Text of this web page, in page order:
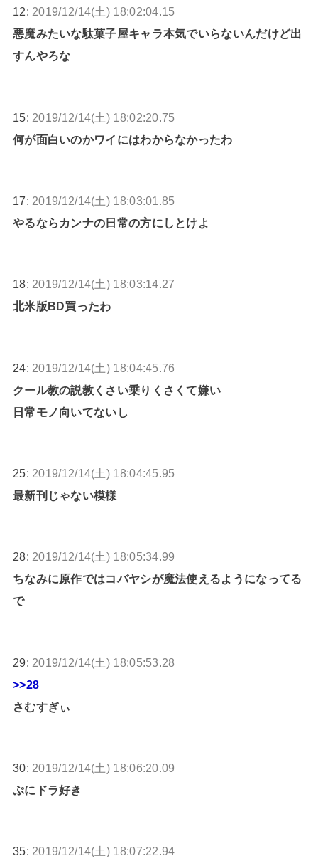
12: 2019/12/14(土) 18:02:04.15
悪魔みたいな駄菓子屋キャラ本気でいらないんだけど出
すんやろな
15: 2019/12/14(土) 18:02:20.75
何が面白いのかワイにはわからなかったわ
17: 2019/12/14(土) 18:03:01.85
やるならカンナの日常の方にしとけよ
18: 2019/12/14(土) 18:03:14.27
北米版BD買ったわ
24: 2019/12/14(土) 18:04:45.76
クール教の説教くさい乗りくさくて嫌い
日常モノ向いてないし
25: 2019/12/14(土) 18:04:45.95
最新刊じゃない模様
28: 2019/12/14(土) 18:05:34.99
ちなみに原作ではコバヤシが魔法使えるようになってる
で
29: 2019/12/14(土) 18:05:53.28
>>28
さむすぎぃ
30: 2019/12/14(土) 18:06:20.09
ぷにドラ好き
35: 2019/12/14(土) 18:07:22.94